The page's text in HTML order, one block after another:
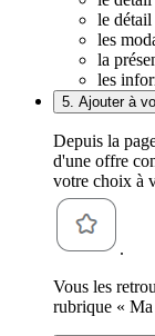
le
les
la
les
5. Ajouter à
Depuis la
d'une offre
votre choix à
.
Vous les
rubrique «